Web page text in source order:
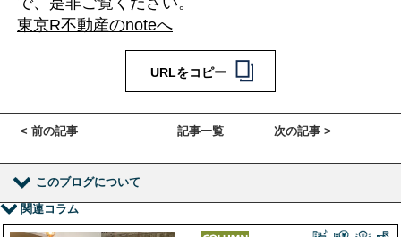
東京R不動産のnoteへ
URLをコピー
< 前の記事 記事一覧 次の記事 >
このブログについて
関連コラム